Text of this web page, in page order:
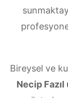
Bireysel ve
Necip